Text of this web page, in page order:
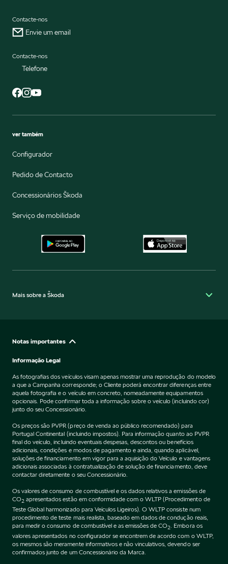
Contacte-nos
Envie um email
Contacte-nos
Telefone
ver também
Configurador
Pedido de Contacto
Concessionários Škoda
Serviço de mobilidade
Mais sobre a Škoda
Notas importantes
Informação Legal
As fotografias dos veículos visam apenas mostrar uma reprodução do modelo
a que a Campanha corresponde; o Cliente poderá encontrar diferenças entre
aquela fotografia e o veículo em concreto, nomeadamente equipamentos
opcionais. Pode confirmar toda a informação sobre o veículo (incluindo cor)
junto do seu Concessionário.
Os preços são PVPR (preço de venda ao público recomendado) para
Portugal Continental (incluindo impostos). Para informação quanto ao PVPR
final do veículo, incluindo eventuais despesas, descontos ou benefícios
adicionais, condições e modos de pagamento e ainda, quando aplicável,
soluções de financiamento em vigor para a aquisição do Veículo e vantagens
adicionais associadas à contratualização de solução de financiamento, deve
contactar diretamente o seu Concessionário.
Os valores de consumo de combustível e os dados relativos a emissões de
CO2 apresentados estão em conformidade com o WLTP (Procedimento de
Teste Global harmonizado para Veículos Ligeiros). O WLTP consiste num
procedimento de teste mais realista, baseado em dados de condução reais,
para medir o consumo de combustível e as emissões de CO2 . Embora os
valores apresentados no configurador se encontrem de acordo com o WLTP,
os mesmos são meramente informativos e não vinculativos, devendo ser
confirmados junto de um Concessionário da Marca.